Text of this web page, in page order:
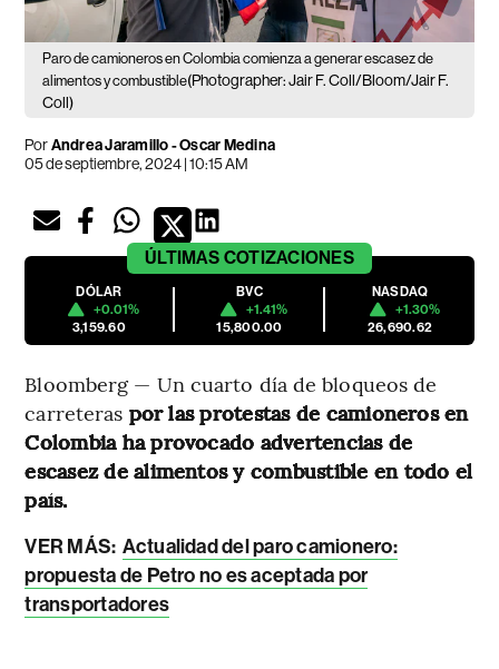
Paro de camioneros en Colombia comienza a generar escasez de
alimentos y combustible(Photographer: Jair F. Coll/Bloom/Jair F.
Coll)
PorAndrea Jaramillo - Oscar Medina
05 de septiembre, 2024 | 10:15 AM
ÚLTIMAS COTIZACIONES
DÓLAR
+0.01%
3,159.60
BVC
+1.41%
15,800.00
NASDAQ
+1.30%
26,690.62
Bloomberg — Un cuarto día de bloqueos de
carreteras por las protestas de camioneros en
Colombia ha provocado advertencias de
escasez de alimentos y combustible en todo el
país.
VER MÁS: Actualidad del paro camionero:
propuesta de Petro no es aceptada por
transportadores